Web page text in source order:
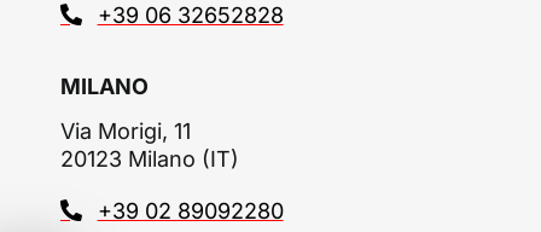
+39 06 32652828
MILANO
Via Morigi, 11
20123 Milano (IT)
+39 02 89092280